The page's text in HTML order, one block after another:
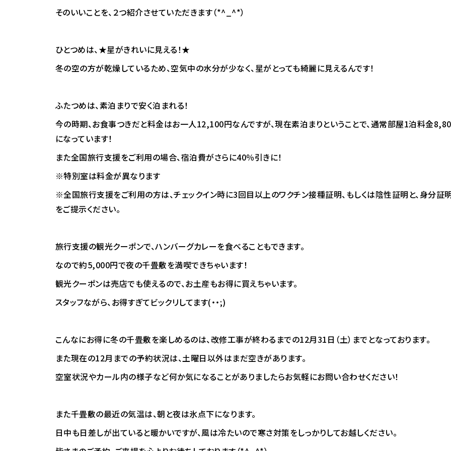
そのいいことを、２つ紹介させていただきます（*^_^*）
ひとつめは、★星がきれいに見える！★
冬の空の方が乾燥しているため、空気中の水分が少なく、星がとっても綺麗に見えるんです！
ふたつめは、素泊まりで安く泊まれる！
今の時期、お食事つきだと料金はお一人12,100円なんですが、現在素泊まりということで、通常部屋1泊料金
になっています！
また全国旅行支援をご利用の場合、宿泊費がさらに40％引きに！
※特別室は料金が異なります
※全国旅行支援をご利用の方は、チェックイン時に3回目以上のワクチン接種証明、もしくは陰性証明と、身分証
をご提示ください。
旅行支援の観光クーポンで、ハンバーグカレーを食べることもできます。
なので約5,000円で夜の千畳敷を満喫できちゃいます！
観光クーポンは売店でも使えるので、お土産もお得に買えちゃいます。
スタッフながら、お得すぎてビックリしてます(・・;)
こんなにお得に冬の千畳敷を楽しめるのは、改修工事が終わるまでの12月31日（土）までとなっております。
また現在の12月までの予約状況は、土曜日以外はまだ空きがあります。
空室状況やカール内の様子など何か気になることがありましたらお気軽にお問い合わせください！
また千畳敷の最近の気温は、朝と夜は氷点下になります。
日中も日差しが出ていると暖かいですが、風は冷たいので寒さ対策をしっかりしてお越しください。